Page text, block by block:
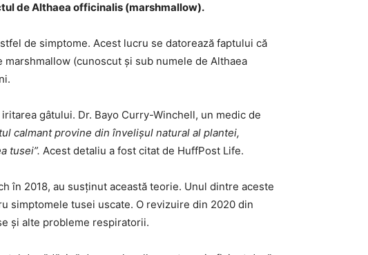
de Althaea officinalis (marshmallow).
de simptome. Acest lucru se datorează faptului că
(cunoscut și sub numele de Althaea
gâtului. Dr. Bayo Curry-Winchell, un medic de
calmant provine din învelișul natural al plantei,
tusei”. Acest detaliu a fost citat de HuffPost Life.
în 2018, au susținut această teorie. Unul dintre aceste
simptomele tusei uscate. O revizuire din 2020 din
și alte probleme respiratorii.